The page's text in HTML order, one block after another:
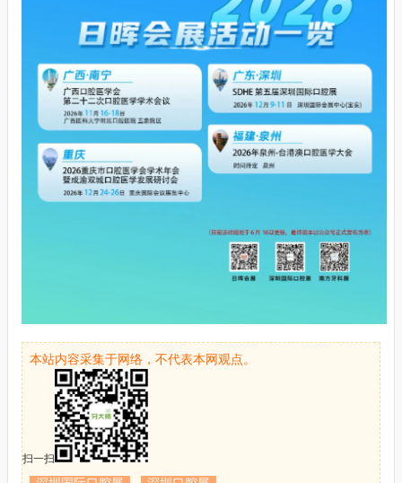
本站内容采集于网络，不代表本网观点。
扫一扫